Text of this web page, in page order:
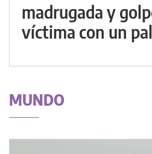
madrugada y
víctima con un
MUNDO